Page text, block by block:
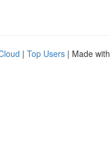
| Top Users | Made with